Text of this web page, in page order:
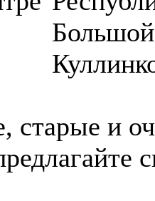
старые и